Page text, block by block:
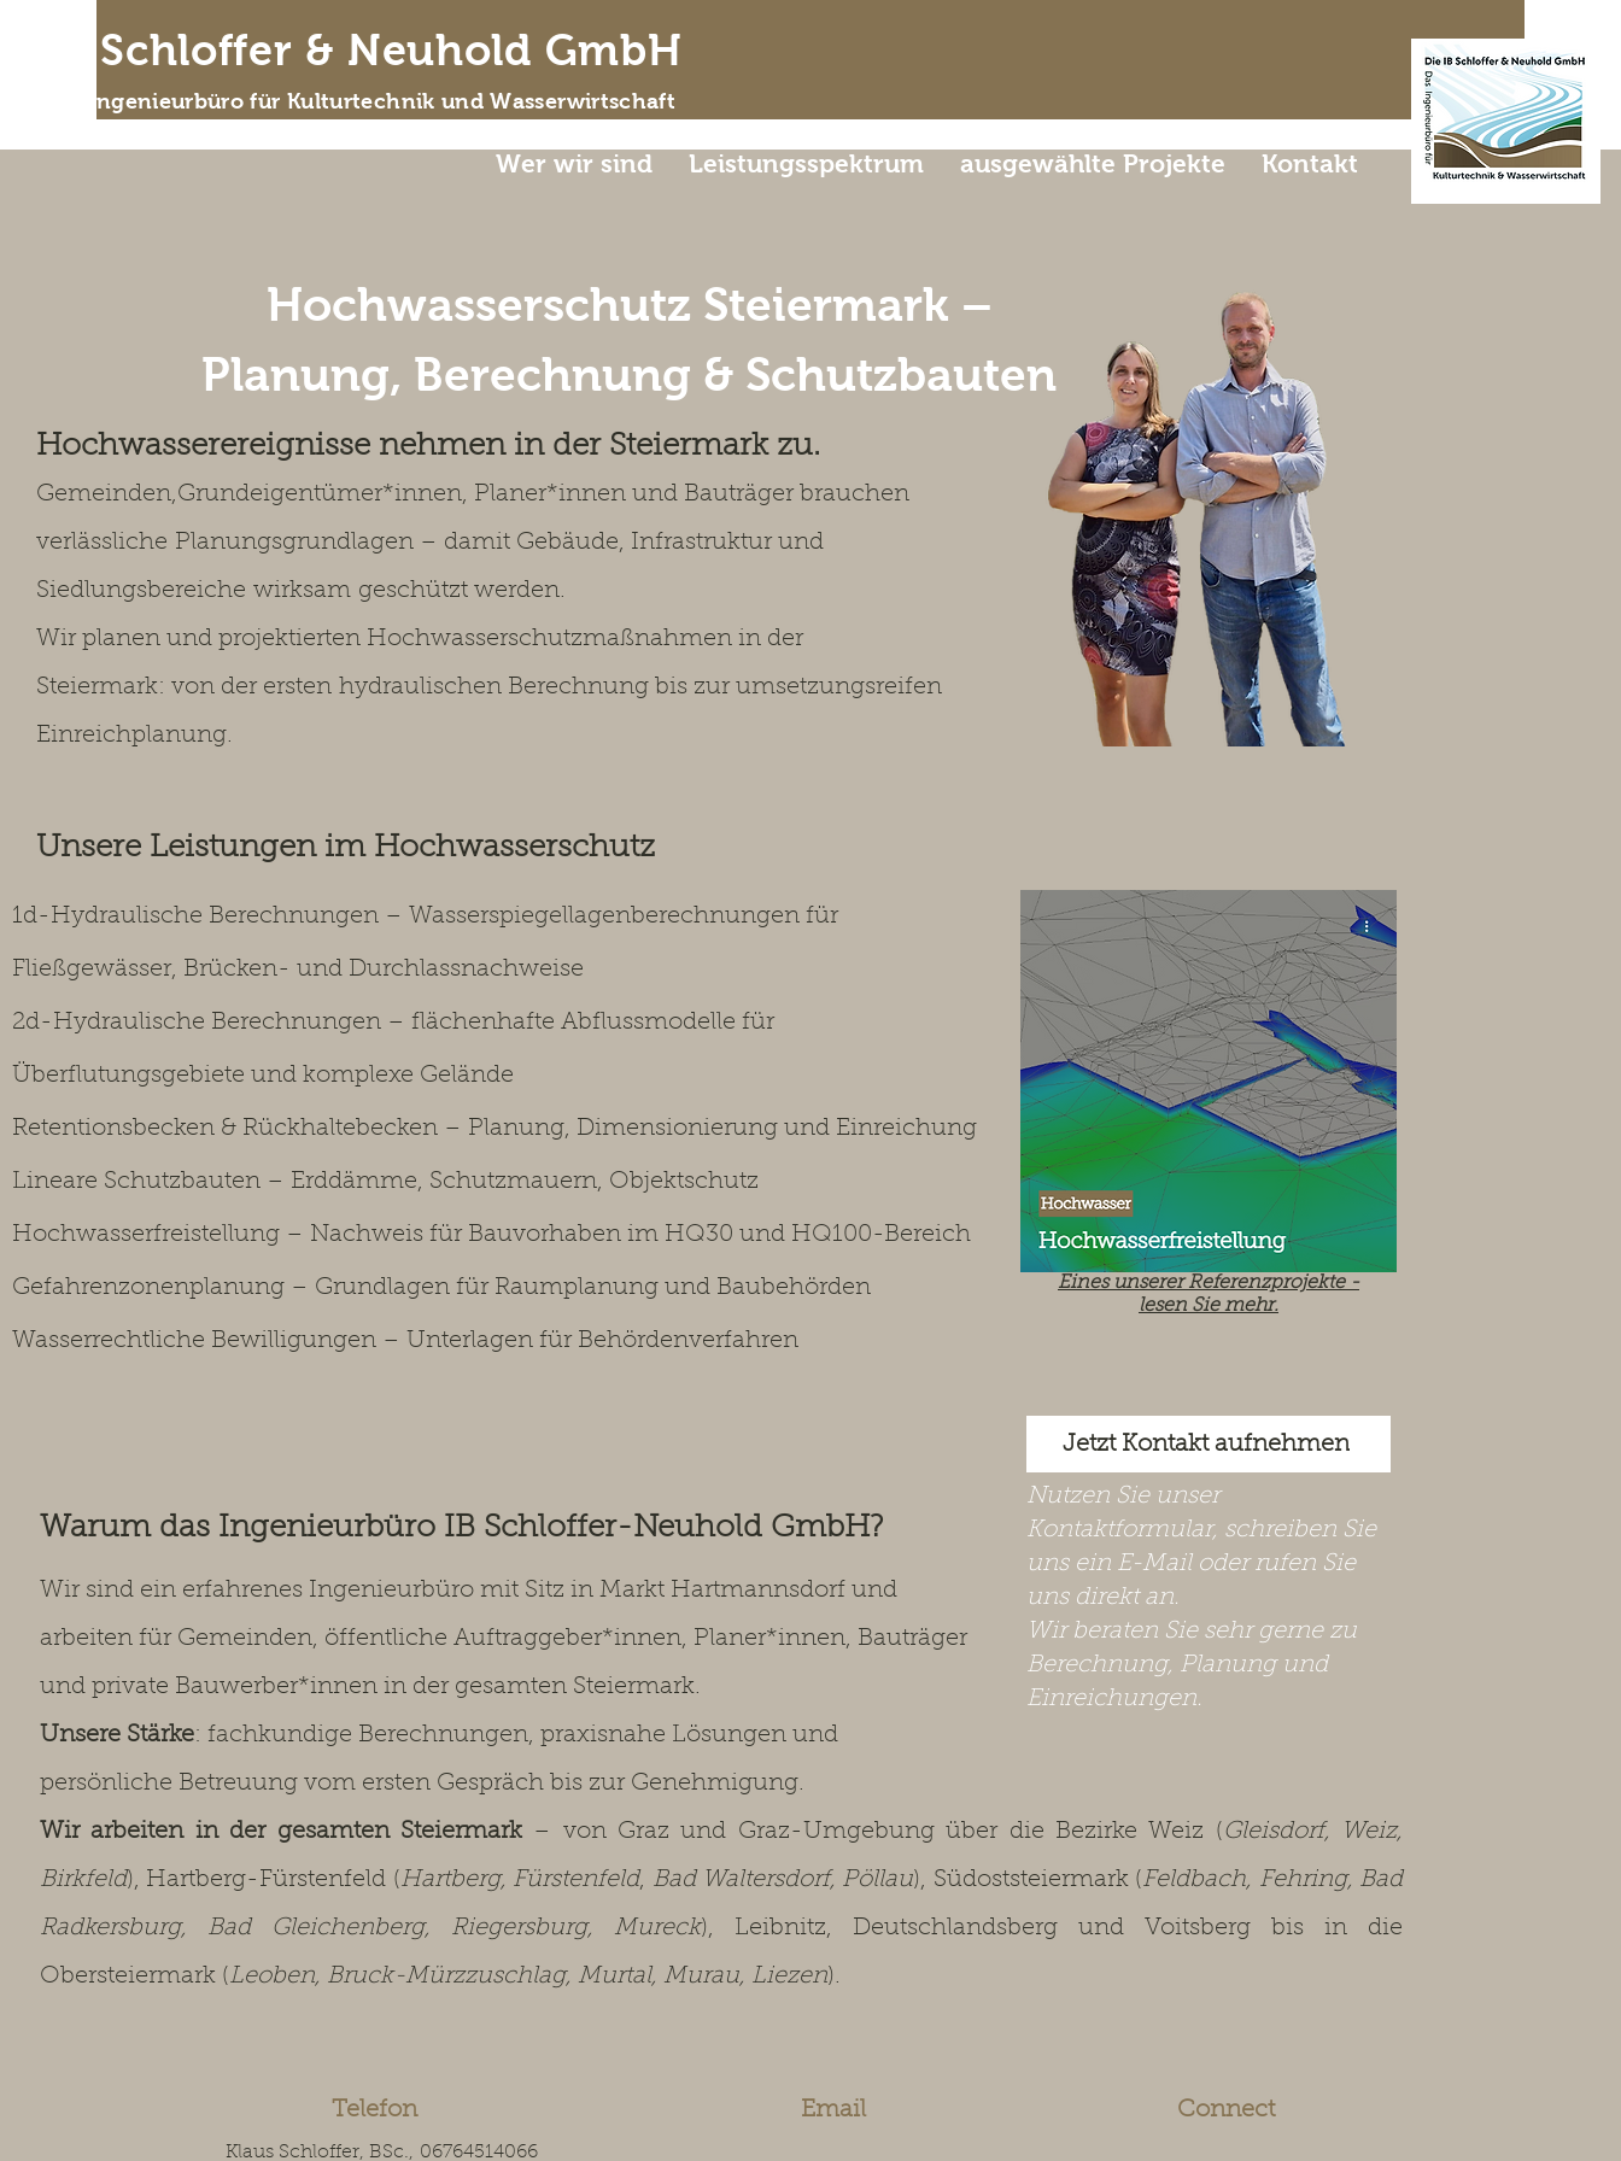
IB Schloffer & Neuhold GmbH
Das Ingenieurbüro für Kulturtechnik und Wasserwirtschaft
Wer wir sind Leistungsspektrum ausgewählte Projekte Kontakt
Hochwasserereignisse nehmen in der Steiermark zu.
Gemeinden,Grundeigentümer*innen, Planer*innen und Bauträger brauchen
verlässliche Planungsgrundlagen – damit Gebäude, Infrastruktur und
Siedlungsbereiche wirksam geschützt werden.
Wir planen und projektierten Hochwasserschutzmaßnahmen in der
Steiermark: von der ersten hydraulischen Berechnung bis zur umsetzungsreifen
Einreichplanung.
Hochwasserschutz Steiermark –
Planung, Berechnung & Schutzbauten
Unsere Leistungen im Hochwasserschutz
1d-Hydraulische Berechnungen – Wasserspiegellagenberechnungen für
Fließgewässer, Brücken- und Durchlassnachweise
2d-Hydraulische Berechnungen – flächenhafte Abflussmodelle für
Überflutungsgebiete und komplexe Gelände
Retentionsbecken & Rückhaltebecken – Planung, Dimensionierung und Einreichung
Lineare Schutzbauten – Erddämme, Schutzmauern, Objektschutz
Hochwasserfreistellung – Nachweis für Bauvorhaben im HQ30 und HQ100-Bereich
Gefahrenzonenplanung – Grundlagen für Raumplanung und Baubehörden
Wasserrechtliche Bewilligungen – Unterlagen für Behördenverfahren
Eines unserer Referenzprojekte -
lesen Sie mehr.
Jetzt Kontakt aufnehmen
​Nutzen Sie unser
Kontaktformular, schreiben Sie
uns ein E-Mail oder rufen Sie
uns direkt an.
Wir beraten Sie sehr gerne zu
Berechnung, Planung und
Einreichungen.
Warum das Ingenieurbüro IB Schloffer-Neuhold GmbH?
Wir sind ein erfahrenes Ingenieurbüro mit Sitz in Markt Hartmannsdorf und
arbeiten für Gemeinden, öffentliche Auftraggeber*innen, Planer*innen, Bauträger
und private Bauwerber*innen in der gesamten Steiermark.
Unsere Stärke: fachkundige Berechnungen, praxisnahe Lösungen und
persönliche Betreuung vom ersten Gespräch bis zur Genehmigung.
Wir arbeiten in der gesamten Steiermark– von Graz und Graz-Umgebung über die Bezirke Weiz ( Gleisdorf, Weiz,
Birkfeld), Hartberg-Fürstenfeld (Hartberg, Fürstenfeld, Bad Waltersdorf, Pöllau), Südoststeiermark (Feldbach, Fehring, Bad
Radkersburg, Bad Gleichenberg, Riegersburg, Mureck), Leibnitz, Deutschlandsberg und Voitsberg bis in die
Obersteiermark (Leoben, Bruck-Mürzzuschlag, Murtal, Murau, Liezen).
Telefon
Klaus Schloffer, BSc., 06764514066
Email Connect